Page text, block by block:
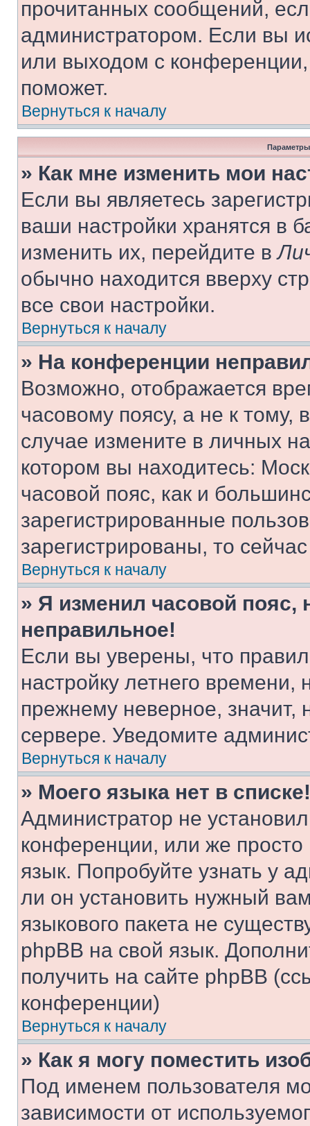
прочитанных сообщений,
администратором. Если вы
или выходом с
поможет.
Вернуться к началу
Параметры
» Как мне изменить мои
Если вы являетесь
ваши настройки хранятся в
изменить их, перейдите в
обычно находится вверху
все свои настройки.
Вернуться к началу
» На конференции
Возможно, отображается
часовому поясу, а не к тому,
случае измените в личных
котором вы находитесь:
часовой пояс, как и
зарегистрированные
зарегистрированы, то
Вернуться к началу
» Я изменил часовой пояс,
неправильное!
Если вы уверены, что
настройку летнего
прежнему неверное, значит,
сервере. Уведомите
Вернуться к началу
» Моего языка нет в списке!
Администратор не
конференции, или же
язык. Попробуйте узнать у
ли он установить нужный
языкового пакета не
phpBB на свой язык.
получить на сайте phpBB
конференции)
Вернуться к началу
» Как я могу поместить
Под именем пользователя
зависимости от